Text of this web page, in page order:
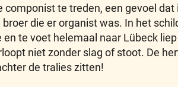
te treden, een gevoel
die er organist was. In het
te voet helemaal naar Lübeck
niet zonder slag of stoot. De
de tralies zitten!